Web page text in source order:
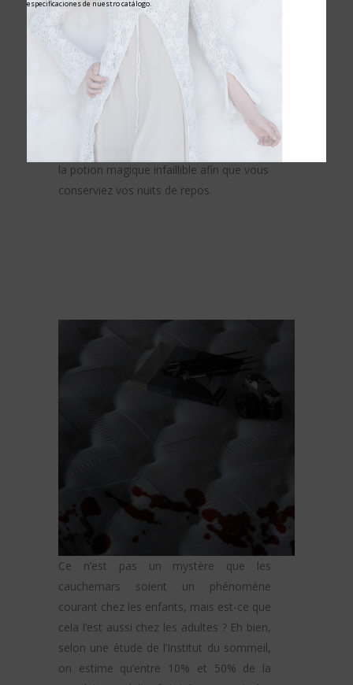
dormir. Pendant notre sommeil, nous nous
reposons, mais nous nous immergeons
également dans le monde des rêves, où
l’imagination et la créativité émergent au plus
haut niveau.
L’équipe de Karibian Descanso n’aime pas les
astuces, c’est pourquoi nous vous apportons
la potion magique infaillible afin que vous
conserviez vos nuits de repos.
Ce n’est pas un mystère que les
cauchemars soient un phénomène
courant chez les enfants, mais est-ce que
cela l’est aussi chez les adultes ? Eh bien,
selon une étude de l’Institut du sommeil,
on estime qu’entre 10% et 50% de la
especificaciones de nuestro catálogo.